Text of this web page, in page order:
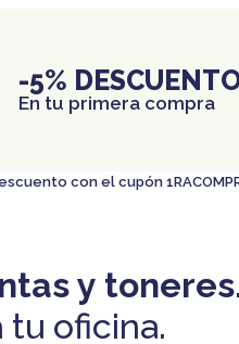
-5%
En tu primera compra
con el cupón
y toneres
oficina.